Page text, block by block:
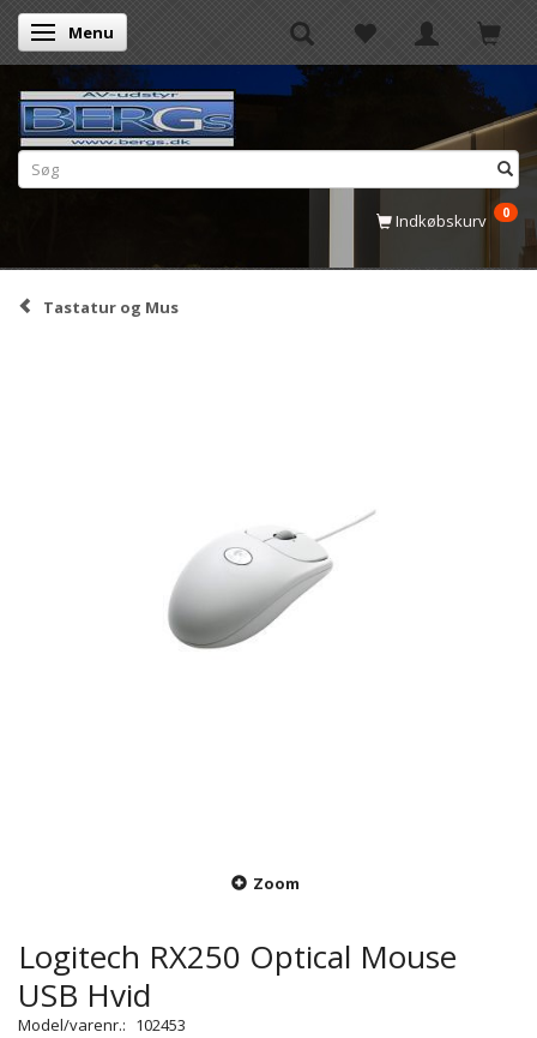
Skifte navigation
Menu
Indkøbskurv 0
Tastatur og Mus
Zoom
Logitech RX250 Optical Mouse
USB Hvid
Model/varenr.: 102453